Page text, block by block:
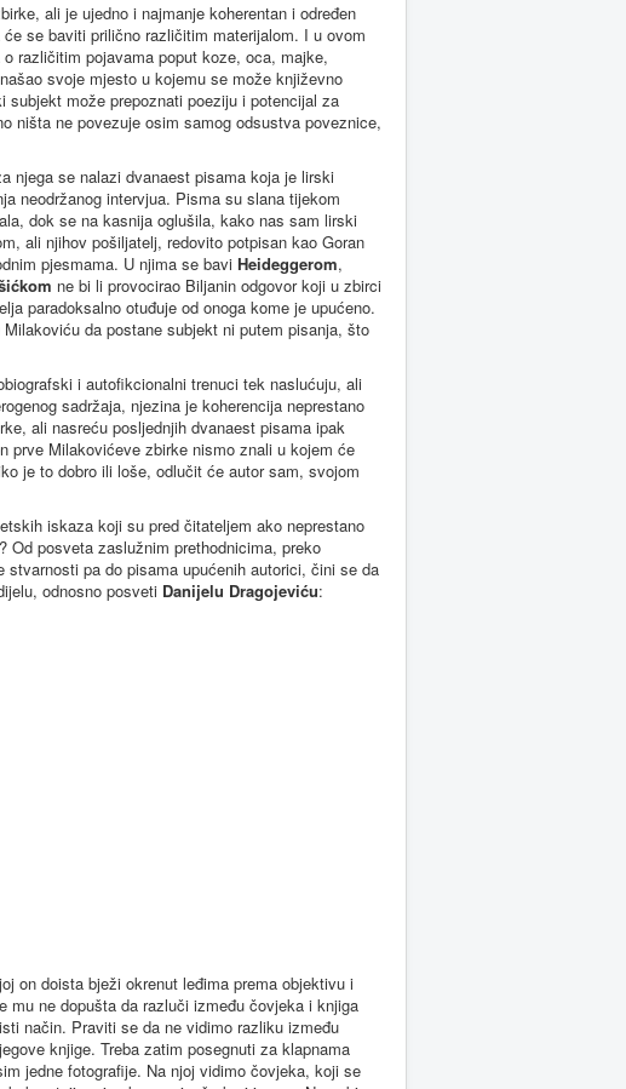
ali je ujedno i najmanje koherentan i određen
će se baviti prilično različitim materijalom. I u ovom
različitim pojavama poput koze, oca, majke,
svoje mjesto u kojemu se može književno
može prepoznati poeziju i potencijal za
ništa ne povezuje osim samog odsustva poveznice,
njega se nalazi dvanaest pisama koja je lirski
neodržanog intervjua. Pisma su slana tijekom
dok se na kasnija oglušila, kako nas sam lirski
ali njihov pošiljatelj, redovito potpisan kao Goran
pjesmama. U njima se bavi Heideggerom,
ne bi li provocirao Biljanin odgovor koji u zbirci
paradoksalno otuđuje od onoga kome je upućeno.
da postane subjekt ni putem pisanja, što
i autofikcionalni trenuci tek naslućuju, ali
sadržaja, njezina je koherencija neprestano
ali nasreću posljednjih dvanaest pisama ipak
prve Milakovićeve zbirke nismo znali u kojem će
je to dobro ili loše, odlučit će autor sam, svojom
iskaza koji su pred čitateljem ako neprestano
posveta zaslužnim prethodnicima, preko
pa do pisama upućenih autorici, čini se da
odnosno posveti Danijelu Dragojeviću:
on doista bježi okrenut leđima prema objektivu i
mu ne dopušta da razluči između čovjeka i knjiga
način. Praviti se da ne vidimo razliku između
knjige. Treba zatim posegnuti za klapnama
jedne fotografije. Na njoj vidimo čovjeka, koji se